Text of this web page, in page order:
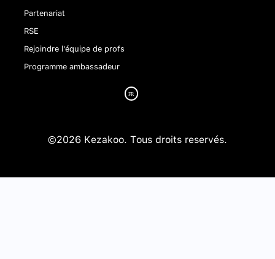
Partenariat
RSE
Rejoindre l'équipe de profs
Programme ambassadeur
©2026 Kezakoo. Tous droits reservés.